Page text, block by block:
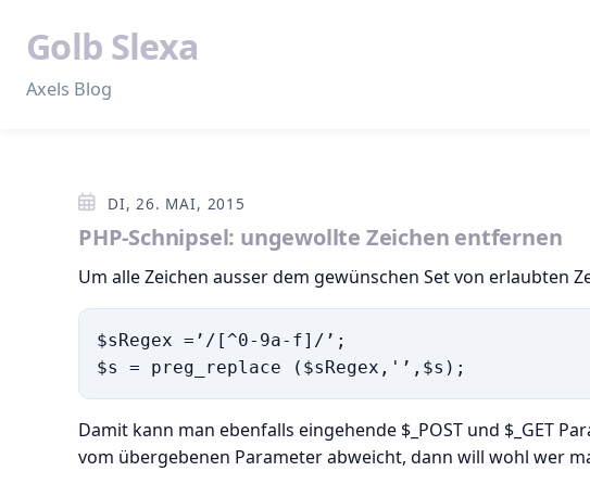
Golb Slexa
Axels Blog
DI, 26. MAI, 2015
PHP-Schnipsel: ungewollte Zeichen entfernen
Um alle Zeichen ausser dem gewünschen Set von erlaubten
$sRegex =’/[^0-9a-f]/’;
$s = preg_replace ($sRegex,'’,$s);
Damit kann man ebenfalls eingehende $_POST und $_GET
vom übergebenen Parameter abweicht, dann will wohl wer